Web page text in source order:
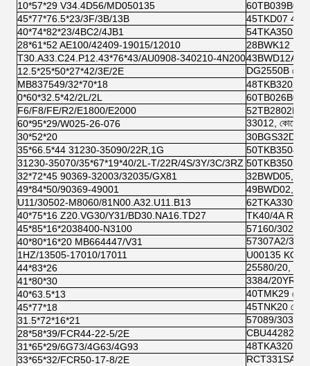
10*57*29 V34.4D56/MD050135
60TB039B09
45*77*76.5*23/3F/3B/13B
45TKD07
40*74*82*23/4BC2/4JB1
54TKA3501
28*61*52 AE100/42409-19015/12010
28BWK12
T30.A33.C24.P12.43*76*43/AU0908-340210-4N20043BWD12A-
12.5*25*50*27*42/3E/2E
DG2550B
MB837549/32*70*18
48TKB3202
0*60*32.5*42/2L/2L
60TB026B02
F6/F8/FE/R2/E1800/E2000
60*95*29/W025-26-076
33012, কোয়ো
30*52*20
35*66.5*44 31230-35090/22R,1G
50TKB3504
31230-35070/35*67*19*40/2L-T/22R/4S/3Y/3C/3RZ 50TKB3505
32*72*45 90369-32003/32035/GX81
32BWD05,
49*84*50/90369-49001
49BWD02,
U11/30502-M8060/81N00.A32.U11.B13
62TKA3309
40*75*16 Z20.VG30/Y31/BD30.NA16.TD27
TK40/4A
45*85*16*2038400-N3100
57160/
40*80*16*20 MB664447/V31
57307A2/
1HZ/13505-17010/17011
U00135
44*83*26
25580/20,
41*80*30
3384/
40*63.5*13
40TMK29
45*77*18
45TNK20 কোয়ো
31.5*72*16*21
57089/
28*58*39/FCR44-22-5/2E
31*65*29/6G73/4G63/4G93
48TKA3202
33*65*32/FCR50-17-8/2E
RCT331SA1